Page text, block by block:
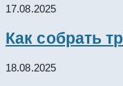
17.08.2025
Как собрать
18.08.2025